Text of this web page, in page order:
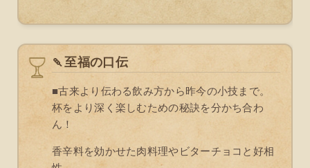
🍡至福の口伝
■古来より伝わる飲み方から昨今の小技まで。
杯をより深く楽しむための秘訣を分かち合わ
ん！
香辛料を効かせた肉料理やビターチョコと好相